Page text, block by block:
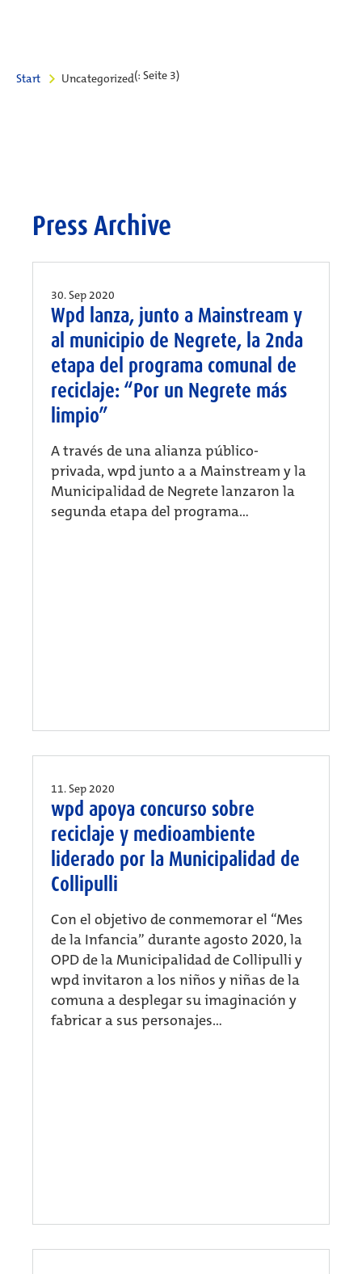
Start Uncategorized(: Seite 3)
Press Archive
30. Sep 2020
Wpd lanza, junto a Mainstream y
al municipio de Negrete, la 2nda
etapa del programa comunal de
reciclaje: “Por un Negrete más
limpio”
A través de una alianza público-
privada, wpd junto a a Mainstream y la
Municipalidad de Negrete lanzaron la
segunda etapa del programa...
11. Sep 2020
wpd apoya concurso sobre
reciclaje y medioambiente
liderado por la Municipalidad de
Collipulli
Con el objetivo de conmemorar el “Mes
de la Infancia” durante agosto 2020, la
OPD de la Municipalidad de Collipulli y
wpd invitaron a los niños y niñas de la
comuna a desplegar su imaginación y
fabricar a sus personajes...